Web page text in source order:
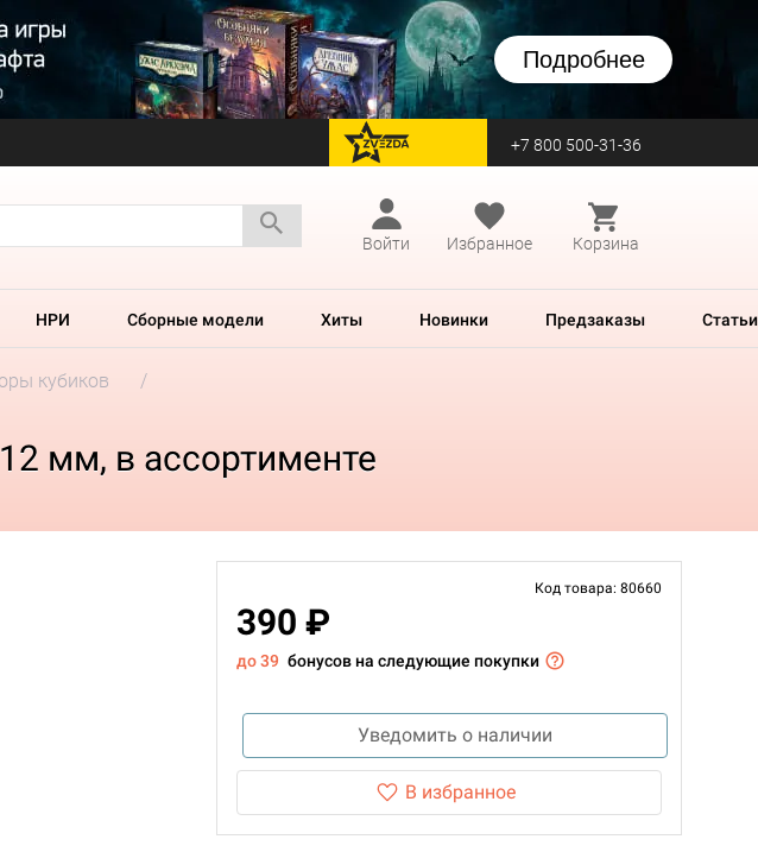
Подробнее
перейти на Zvezda +7 800 500-31-36
Войти
Избранное Корзина
НРИ Сборные модели Хиты Новинки Предзаказы Статьи
кубиков
мм, в ассортименте
Код товара: 80660
390 ₽
до 39 бонусов на следующие покупки
Уведомить о наличии
В избранное